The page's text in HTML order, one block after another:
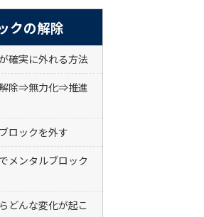
クの解除
確実に外れる方法
除⇒無力化⇒推進
ロックを外す
メンタルブロック
どんな変化が起こ